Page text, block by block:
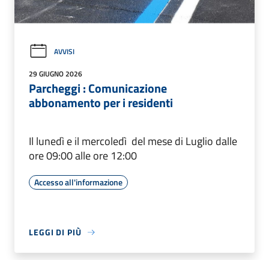
AVVISI
29 GIUGNO 2026
Parcheggi : Comunicazione
abbonamento per i residenti
Il lunedì e il mercoledì del mese di Luglio dalle
ore 09:00 alle ore 12:00
Accesso all'informazione
LEGGI DI PIÙ